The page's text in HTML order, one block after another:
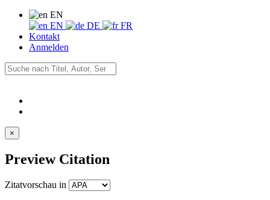
EN
EN
DE
FR
Kontakt
Anmelden
×
Preview Citation
Zitatvorschau in